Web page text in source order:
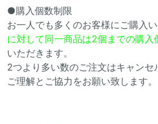
●購入個数制限
お一人でも多くのお客様にご購入い
に対して同一商品は2個までの購入
いただきます。
2つより多い数のご注文はキャンセ
ご理解とご協力をお願い致します。